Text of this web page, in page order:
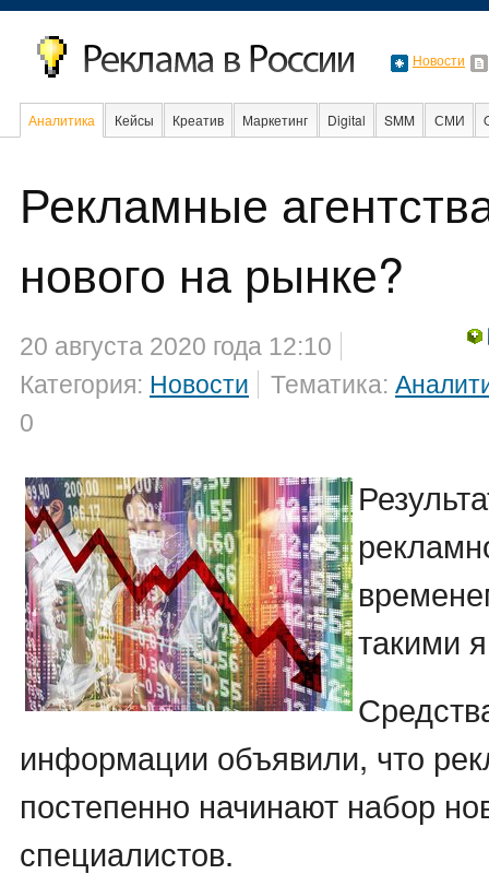
Новости
Аналитика Кейсы Креатив Маркетинг Digital SMM СМИ
Рекламные
нового на рынке?
20 августа 2020 года 12:10
Категория: Новости Тематика:
0
такими
информации объявили, что
постепенно начинают набор
специалистов.